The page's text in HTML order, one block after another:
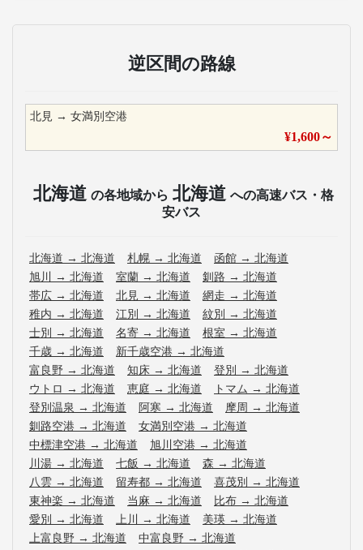
逆区間の路線
北見 → 女満別空港
¥1,600～
北海道 の各地域から 北海道 への高速バス・格
安バス
北海道 → 北海道 札幌 → 北海道 函館 → 北海道
旭川
→ 北海道 室蘭 → 北海道 釧路 → 北海道
帯広 → 北海道 北見 → 北海道 網走 → 北海道
稚内 → 北海道 江別 → 北海道 紋別 → 北海道
士別 → 北海道 名寄 → 北海道 根室 → 北海道
千歳 → 北海道 新千歳空港 → 北海道
富良野 → 北海道 知床 → 北海道 登別 → 北海道
ウトロ → 北海道 恵庭 → 北海道 トマム → 北海道
登別温泉 → 北海道 阿寒 → 北海道 摩周 → 北海道
釧路空港 → 北海道 女満別空港 → 北海道
中標津空港 → 北海道 旭川空港 → 北海道
川湯 → 北海道 七飯 → 北海道 森 → 北海道
八雲 → 北海道 留寿都 → 北海道 喜茂別 → 北海道
東神楽 → 北海道 当麻 → 北海道 比布 → 北海道
愛別 → 北海道 上川 → 北海道 美瑛 → 北海道
上富良野 → 北海道 中富良野 → 北海道